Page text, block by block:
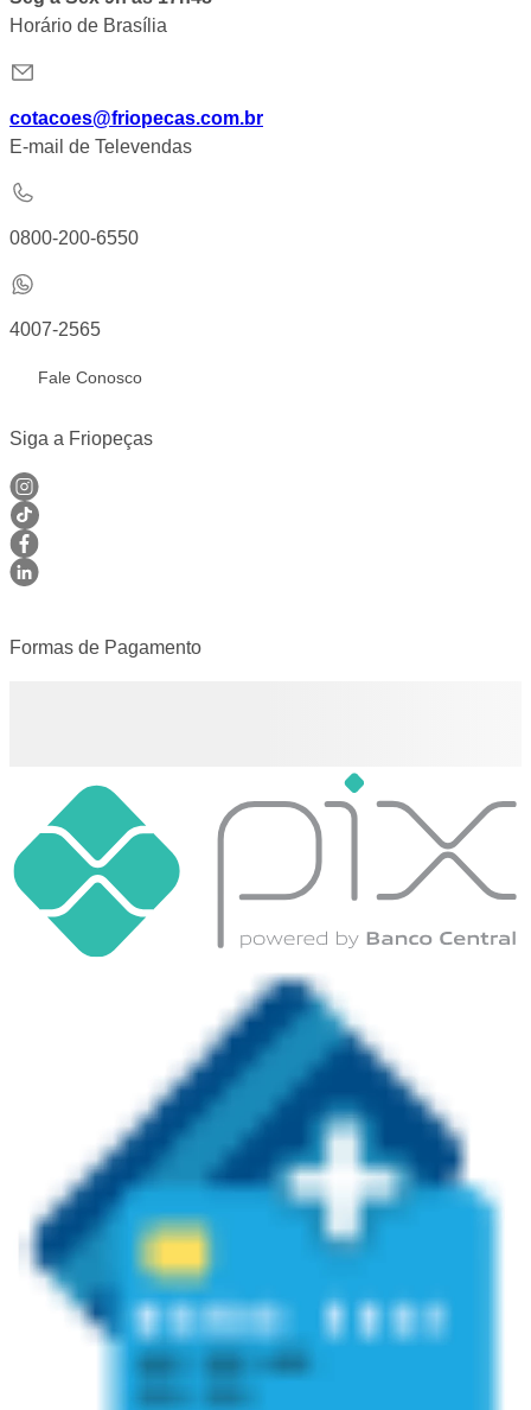
Horário de Brasília
cotacoes@friopecas.com.br
E-mail de Televendas
0800-200-6550
4007-2565
Fale Conosco
Siga a Friopeças
Formas de Pagamento